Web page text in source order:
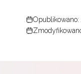
Opublikowano: